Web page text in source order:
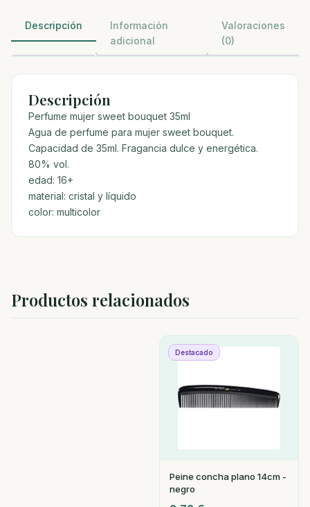
Descripción
Información
adicional
Valoraciones
(0)
Descripción
Perfume mujer sweet bouquet 35ml
Agua de perfume para mujer sweet bouquet.
Capacidad de 35ml. Fragancia dulce y energética.
80% vol.
edad: 16+
material: cristal y líquido
color: multicolor
Productos relacionados
Destacado
Peine concha plano 14cm -
negro